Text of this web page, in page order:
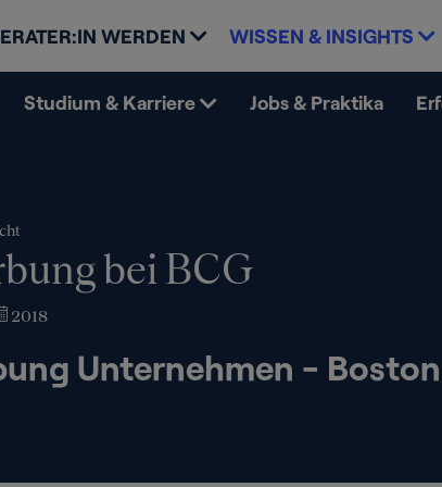
WERDEN WISSEN & INSIGHTS
Studium & Karriere Jobs & Praktika
bei BCG
2018
Unternehmen -